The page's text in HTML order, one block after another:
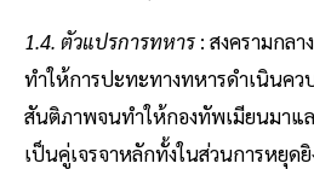
1.4. ตัวแปรการทหาร : สงครามกลา
ทำให้การปะทะทางทหารดำเนินคว
สันติภาพจนทำให้กองทัพเมียนมาแ
เป็นคู่เจรจาหลักทั้งในส่วนการหยุดยิ